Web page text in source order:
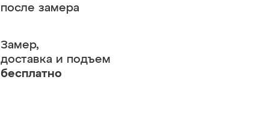
после замера
Замер,
доставка и подъем
бесплатно